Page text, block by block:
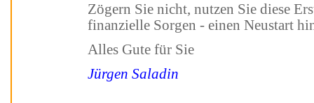
Zögern Sie nicht, nutzen Sie diese Erste-Hilfe-Informationen um - ohne
finanzielle Sorgen - einen
Alles Gute für Sie
Jürgen Saladin